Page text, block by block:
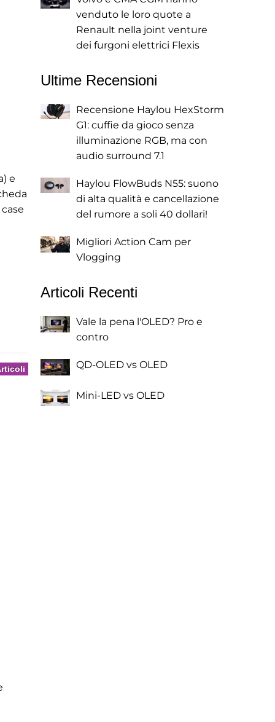
e
venduto le loro quote a
Renault nella joint venture
dei furgoni elettrici Flexis
Ultime Recensioni
Recensione Haylou HexStorm
G1: cuffie da gioco senza
illuminazione RGB, ma con
audio surround 7.1
Haylou FlowBuds N55: suono
di alta qualità e cancellazione
del rumore a soli 40 dollari!
Migliori Action Cam per
Vlogging
Articoli Recenti
Vale la pena l'OLED? Pro e
contro
QD-OLED vs OLED
Mini-LED vs OLED